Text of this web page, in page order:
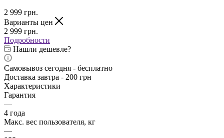
2 999 грн.
Варианты цен
2 999 грн.
Подробности
Нашли дешевле?
Самовывоз сегодня - бесплатно
Доставка завтра - 200 грн
Характеристики
Гарантия
—
4 года
Макс. вес пользователя, кг
—